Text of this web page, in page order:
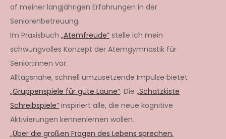
of meiner langjährigen Erfahrungen in der
Seniorenbetreuung.
Im Praxisbuch „Atemfreude“ stelle ich mein
schwungvolles Konzept der Atemgymnastik für
Senior:innen vor.
Alltagsnahe, schnell umzusetzende Impulse bietet
„Gruppenspiele für gute Laune“. Die „Schatzkiste
Schreibspiele“ inspiriert alle, die neue kognitive
Aktivierungen kennenlernen wollen.
„Über die großen Fragen des Lebens sprechen.